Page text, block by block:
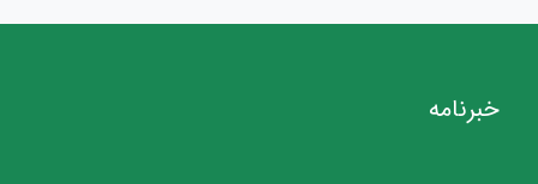
خبرنامه